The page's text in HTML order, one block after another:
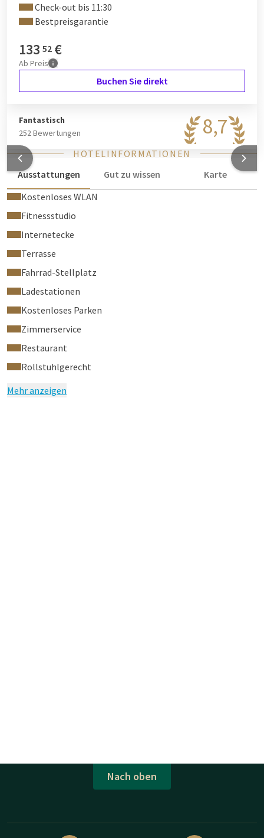
Check-out bis 11:30
Bestpreisgarantie
133 52 €
Ab Preis
Buchen Sie direkt
8,7
Fantastisch
252 Bewertungen
HOTELINFORMATIONEN
Ausstattungen
Gut zu wissen
Karte
Kostenloses WLAN
Fitnessstudio
Internetecke
Terrasse
Fahrrad-Stellplatz
Ladestationen
Kostenloses Parken
Zimmerservice
Restaurant
Rollstuhlgerecht
Mehr anzeigen
Nach oben